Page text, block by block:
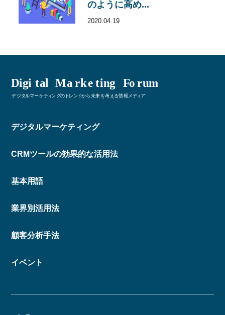
のように高め...
2020.04.19
デジタルマーケティング
CRMツールの効果的な活用法
基本用語
業界別活用法
顧客分析手法
イベント